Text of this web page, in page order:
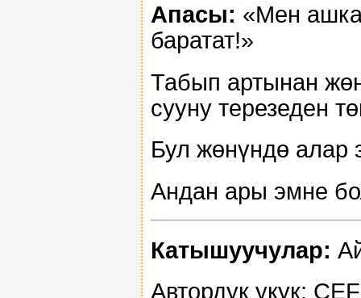
Апасы: «Мен
баратат!»
Табып артынан
сууну терезеден
Бул жөнүндө алар
Андан ары эмне
Катышуучулар:
Автордук укук: